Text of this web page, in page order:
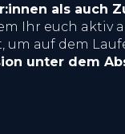
als auch
Ihr euch aktiv
um auf dem
unter dem